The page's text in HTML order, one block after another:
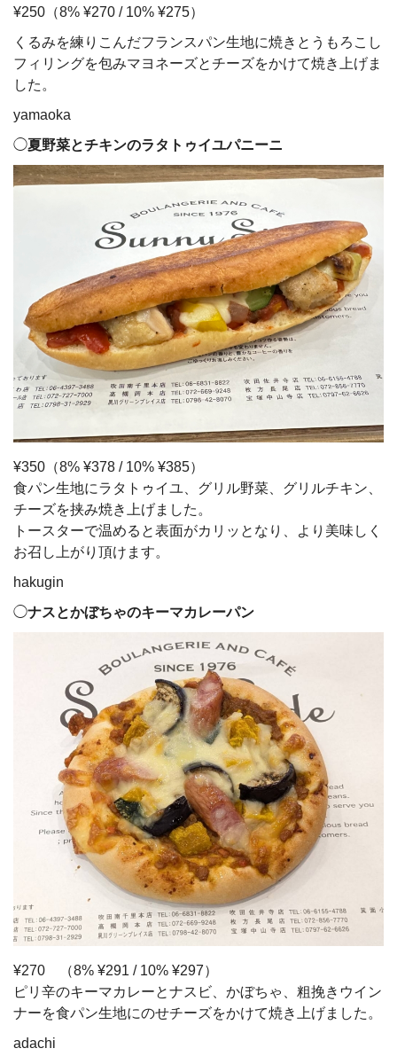
¥250（8% ¥270 / 10% ¥275）
くるみを練りこんだフランスパン生地に焼きとうもろこし
フィリングを包みマヨネーズとチーズをかけて焼き上げま
した。
yamaoka
◯夏野菜とチキンのラタトゥイユパニーニ
¥350（8% ¥378 / 10% ¥385）
食パン生地にラタトゥイユ、グリル野菜、グリルチキン、
チーズを挟み焼き上げました。
トースターで温めると表面がカリッとなり、より美味しく
お召し上がり頂けます。
hakugin
◯ナスとかぼちゃのキーマカレーパン
¥270 （8% ¥291 / 10% ¥297）
ピリ辛のキーマカレーとナスビ、かぼちゃ、粗挽きウイン
ナーを食パン生地にのせチーズをかけて焼き上げました。
adachi